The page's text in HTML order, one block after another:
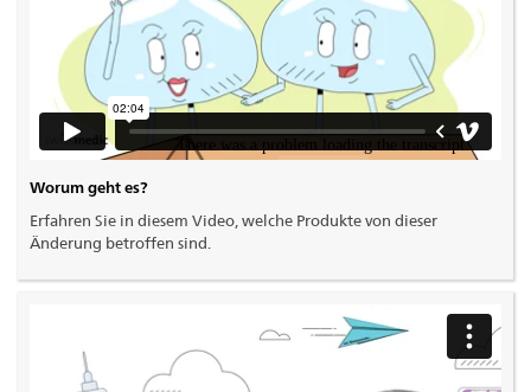
Worum geht es?
Erfahren Sie in diesem Video, welche Produkte von dieser
Änderung betroffen sind.